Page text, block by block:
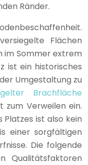
Ränder.
Flächen
im Sommer extrem
ist ein historisches
Umgestaltung zu
Brachfläche
zum Verweilen ein.
ist also kein
einer sorgfältigen
Die folgende
Qualitätsfaktoren